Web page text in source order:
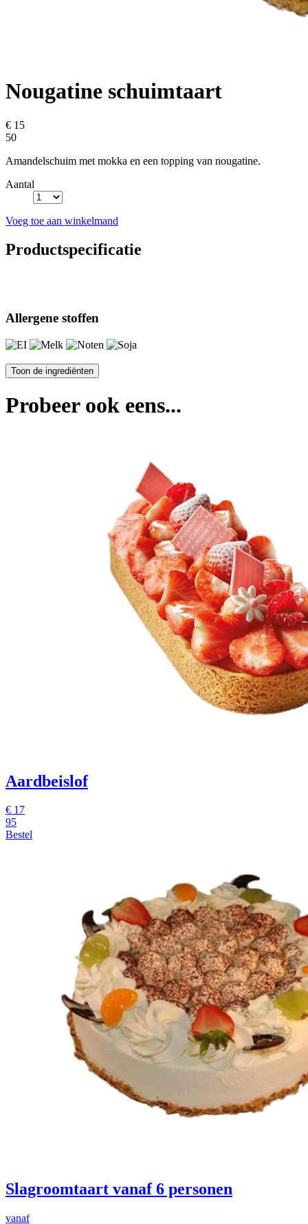
Nougatine schuimtaart
€ 15
50
Amandelschuim met mokka en een topping van nougatine.
Aantal
Voeg toe aan winkelmand
Productspecificatie
Allergene stoffen
Probeer ook eens...
Aardbeislof
€ 17
95
Bestel
Slagroomtaart vanaf 6 personen
vanaf